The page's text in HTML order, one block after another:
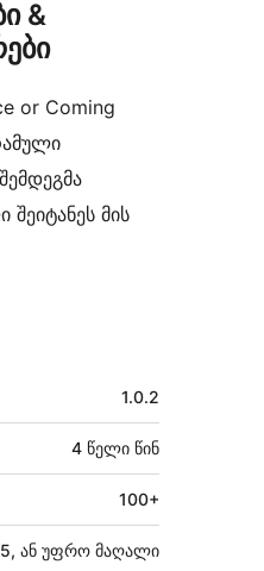
&
or Coming
შეიტანეს მის
1.0.2
4 წელი წინ
100+
ან უფრო მაღალი